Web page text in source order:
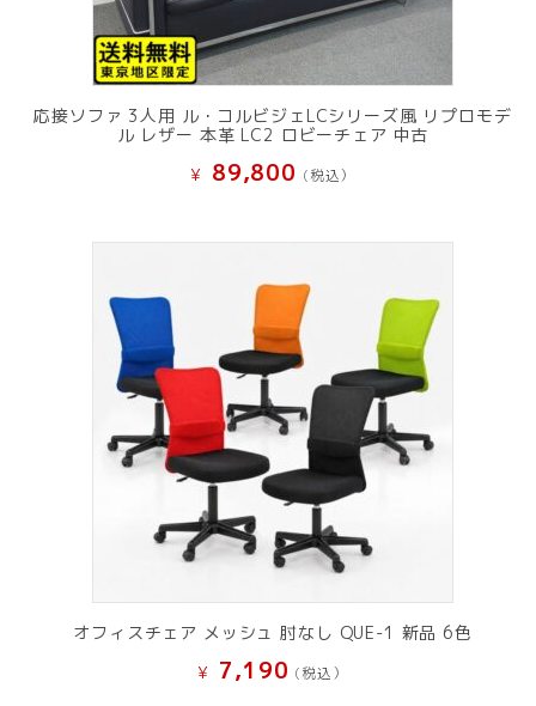
応接ソファ 3人用 ル・コルビジェLCシリーズ風 リプロモデ
ル レザー 本革 LC2 ロビーチェア 中古
¥ 89,800 (税込）
オフィスチェア メッシュ 肘なし QUE-1 新品 6色
¥ 7,190 (税込）